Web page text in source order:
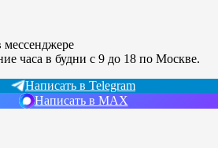
мессенджере
часа в будни с 9 до 18 по Москве.
Написать в Telegram
Написать в MAX